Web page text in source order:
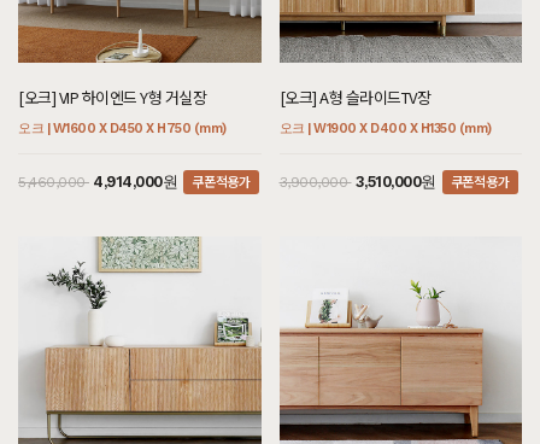
[오크] VIP 하이엔드 Y형 거실장
오크 | W1600 X D450 X H750 (mm)
5,460,000 4,914,000원 쿠폰적용가
[오크] A형 슬라이드TV장
오크 | W1900 X D400 X H1350 (mm)
3,900,000 3,510,000원 쿠폰적용가